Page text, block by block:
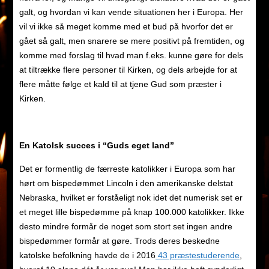
galt, og hvordan vi kan vende situationen her i Europa. Her
vil vi ikke så meget komme med et bud på hvorfor det er
gået så galt, men snarere se mere positivt på fremtiden, og
komme med forslag til hvad man f.eks. kunne gøre for dels
at tiltrække flere personer til Kirken, og dels arbejde for at
flere måtte følge et kald til at tjene Gud som præster i
Kirken.
En Katolsk succes i “Guds eget land”
Det er formentlig de færreste katolikker i Europa som har
hørt om bispedømmet Lincoln i den amerikanske delstat
Nebraska, hvilket er forståeligt nok idet det numerisk set er
et meget lille bispedømme på knap 100.000 katolikker. Ikke
desto mindre formår de noget som stort set ingen andre
bispedømmer formår at gøre. Trods deres beskedne
katolske befolkning havde de i 201643 præstestuderende,